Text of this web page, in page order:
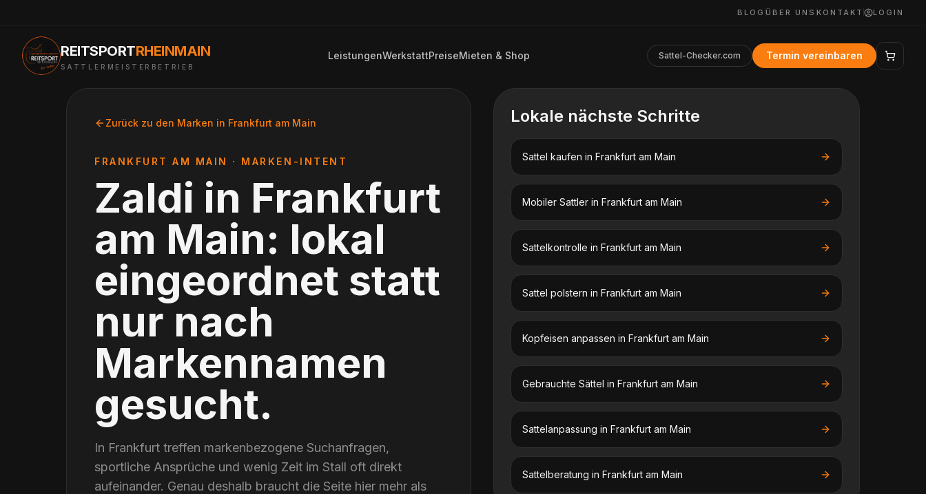
BLOG ÜBER UNS KONTAKT LOGIN
REITSPORTRHEINMAIN
SATTLERMEISTERBETRIEB
LeistungenWerkstattPreiseMieten & Shop Sattel-Checker.com Termin vereinbaren
Zurück zu den Marken in Frankfurt am Main
FRANKFURT AM MAIN · MARKEN-INTENT
Zaldi in Frankfurt
am Main: lokal
eingeordnet statt
nur nach
Markennamen
gesucht.
In Frankfurt treffen markenbezogene Suchanfragen,
sportliche Ansprüche und wenig Zeit im Stall oft direkt
aufeinander. Genau deshalb braucht die Seite hier mehr als
Lokale nächste Schritte
Sattel kaufen in Frankfurt am Main
Mobiler Sattler in Frankfurt am Main
Sattelkontrolle in Frankfurt am Main
Sattel polstern in Frankfurt am Main
Kopfeisen anpassen in Frankfurt am Main
Gebrauchte Sättel in Frankfurt am Main
Sattelanpassung in Frankfurt am Main
Sattelberatung in Frankfurt am Main